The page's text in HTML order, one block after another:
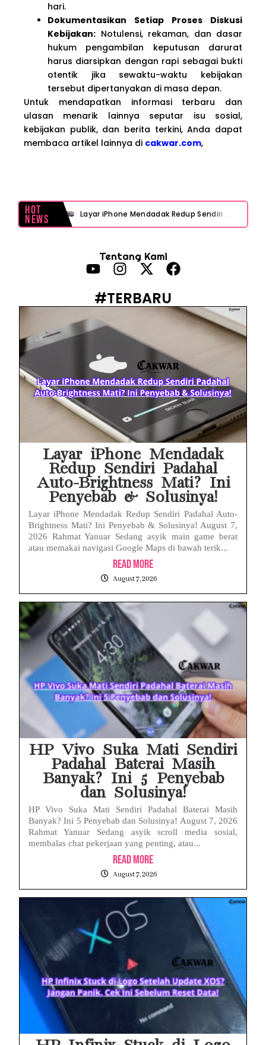
hari.
Dokumentasikan Setiap Proses Diskusi
Kebijakan: Notulensi, rekaman, dan dasar
hukum pengambilan keputusan darurat
harus diarsipkan dengan rapi sebagai bukti
otentik jika sewaktu-waktu kebijakan
tersebut dipertanyakan di masa depan.
Untuk mendapatkan informasi terbaru dan
ulasan menarik lainnya seputar isu sosial,
kebijakan publik, dan berita terkini, Anda dapat
membaca artikel lainnya di cakwar.com,
Hot
News Layar iPhone Mendadak Redup Sendiri Padahal Auto-Brightness Mati? Ini Penyebab & Solusinya!
Prabowo Sebut ‘Londo Ireng’, Ray Rangkuti Desak DPR Bersikap, Ini Ulasan Politiknya
MAKI Soroti Penahanan Eks Jampidsus Febrie Adriansyah Tanpa Rompi Pink
Babak Baru Kasus Febrie Adriansyah, Rencana Praperadilan Penyitaan Emas dan Uang Tunai Jadi Sorotan
Baterai Apple Watch Cepat Boros? Ini Penyebab dan Cara Mengatasinya
HP Huawei Cepat Panas? Ini Penyebab Utama dan Cara Mengatasinya
Tentang Kami
#TERBARU
Layar iPhone Mendadak
Redup Sendiri Padahal
Auto-Brightness Mati? Ini
Penyebab & Solusinya!
Layar iPhone Mendadak Redup Sendiri Padahal Auto-
Brightness Mati? Ini Penyebab & Solusinya! August 7,
2026 Rahmat Yanuar Sedang asyik main game berat
atau memakai navigasi Google Maps di bawah terik...
Read More
August 7, 2026
HP Vivo Suka Mati Sendiri
Padahal Baterai Masih
Banyak? Ini 5 Penyebab
dan Solusinya!
HP Vivo Suka Mati Sendiri Padahal Baterai Masih
Banyak? Ini 5 Penyebab dan Solusinya! August 7, 2026
Rahmat Yanuar Sedang asyik scroll media sosial,
membalas chat pekerjaan yang penting, atau...
Read More
August 7, 2026